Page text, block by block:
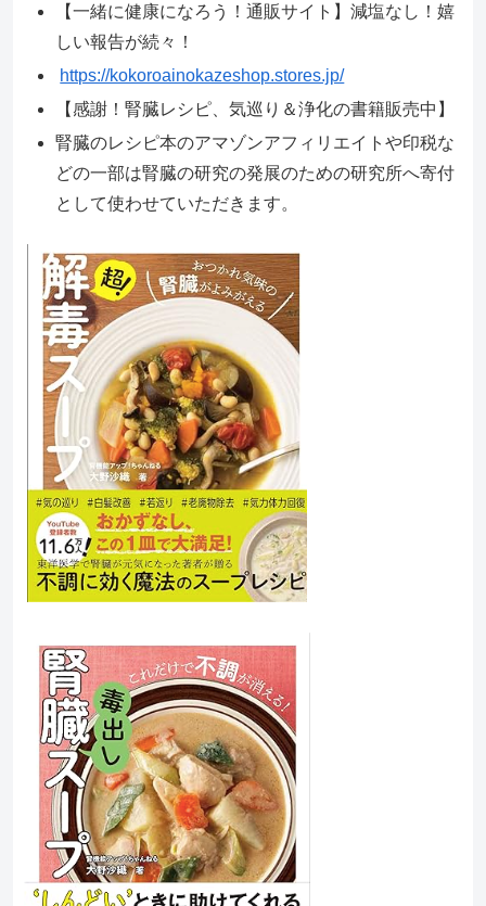
【一緒に健康になろう！通販サイト】減塩なし！嬉
しい報告が続々！
https://kokoroainokazeshop.stores.jp/
【感謝！腎臓レシピ、気巡り＆浄化の書籍販売中】
腎臓のレシピ本のアマゾンアフィリエイトや印税な
どの一部は腎臓の研究の発展のための研究所へ寄付
として使わせていただきます。